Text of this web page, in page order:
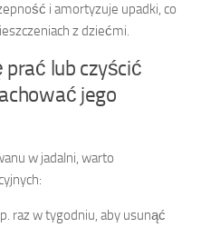
i amortyzuje upadki, co
z dziećmi.
prać lub czyścić
jego
w jadalni, warto
raz w tygodniu, aby usunąć